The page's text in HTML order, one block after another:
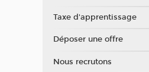
Taxe d'apprentissage
Déposer une offre
Nous recrutons